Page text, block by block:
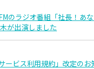
のラジオ番組「社長！あ
が出演しました
ービス利用規約」改定のお